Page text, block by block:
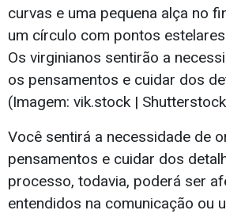
Os virginianos sentirão a
os pensamentos e cuidar dos
(Imagem: vik.stock |
Você sentirá a necessidade de
pensamentos e cuidar dos
processo, todavia, poderá ser
entendidos na comunicação ou